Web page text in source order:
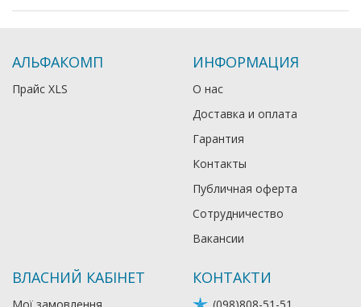
АЛЬФАКОМП
Прайс XLS
ИНФОРМАЦИЯ
О нас
Доставка и оплата
Гарантия
Контакты
Публичная оферта
Сотрудничество
Вакансии
ВЛАСНИЙ КАБІНЕТ КОНТАКТИ